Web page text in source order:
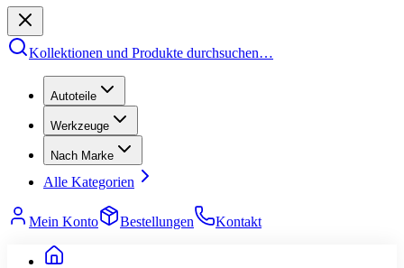
Kollektionen und Produkte durchsuchen…
Autoteile
Werkzeuge
Nach Marke
Alle Kategorien
Mein Konto Bestellungen Kontakt